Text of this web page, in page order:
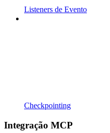
Listeners de Evento
Checkpointing
Integração MCP